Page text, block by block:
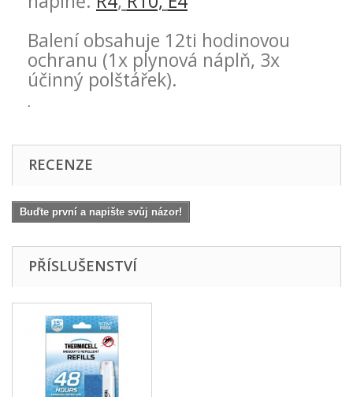
Balení obsahuje 12ti hodinovou
ochranu (1x plynová náplň, 3x
účinný polštářek).
.
RECENZE
Buďte první a napište svůj názor!
PŘÍSLUŠENSTVÍ